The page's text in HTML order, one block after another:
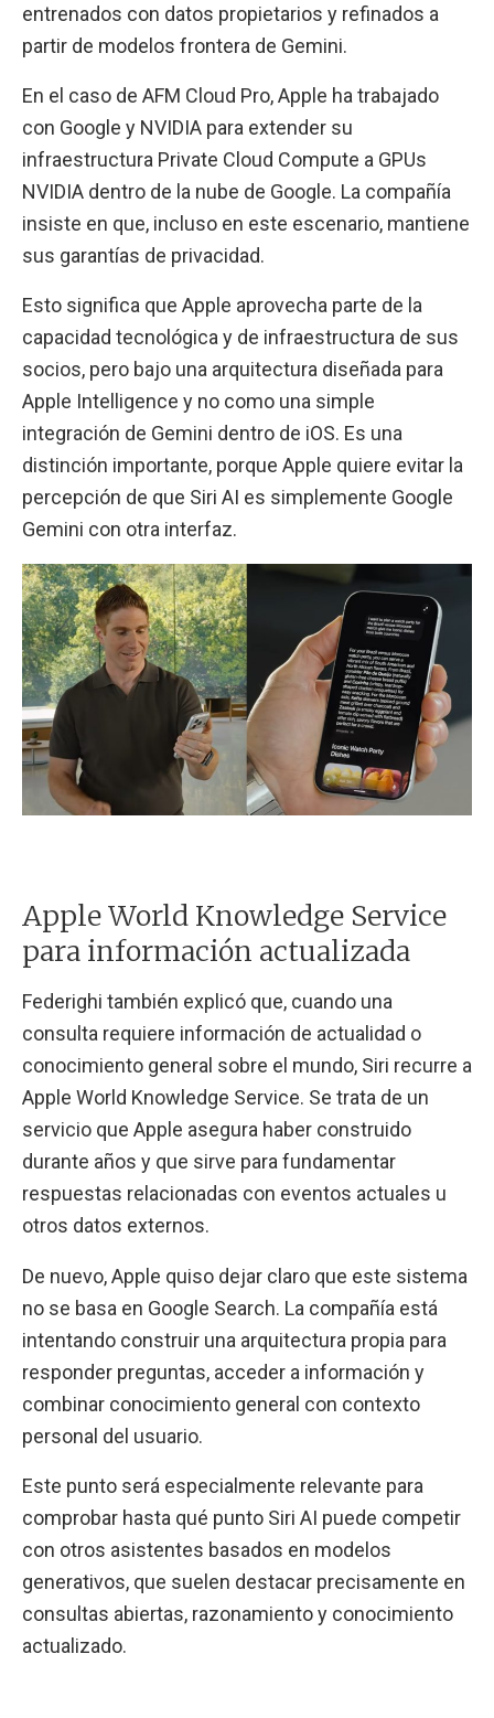
entrenados con datos propietarios y refinados a
partir de modelos frontera de Gemini.
En el caso de AFM Cloud Pro, Apple ha trabajado
con Google y NVIDIA para extender su
infraestructura Private Cloud Compute a GPUs
NVIDIA dentro de la nube de Google. La compañía
insiste en que, incluso en este escenario, mantiene
sus garantías de privacidad.
Esto significa que Apple aprovecha parte de la
capacidad tecnológica y de infraestructura de sus
socios, pero bajo una arquitectura diseñada para
Apple Intelligence y no como una simple
integración de Gemini dentro de iOS. Es una
distinción importante, porque Apple quiere evitar la
percepción de que Siri AI es simplemente Google
Gemini con otra interfaz.
Apple World Knowledge Service
para información actualizada
Federighi también explicó que, cuando una
consulta requiere información de actualidad o
conocimiento general sobre el mundo, Siri recurre a
Apple World Knowledge Service. Se trata de un
servicio que Apple asegura haber construido
durante años y que sirve para fundamentar
respuestas relacionadas con eventos actuales u
otros datos externos.
De nuevo, Apple quiso dejar claro que este sistema
no se basa en Google Search. La compañía está
intentando construir una arquitectura propia para
responder preguntas, acceder a información y
combinar conocimiento general con contexto
personal del usuario.
Este punto será especialmente relevante para
comprobar hasta qué punto Siri AI puede competir
con otros asistentes basados en modelos
generativos, que suelen destacar precisamente en
consultas abiertas, razonamiento y conocimiento
actualizado.